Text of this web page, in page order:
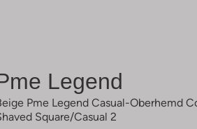
Legend
Pme Legend Casual-Oberhemd
Square/casual 2